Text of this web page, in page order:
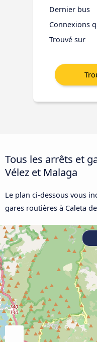
Dernier bus
Connexions
Trouvé sur
Tous les arrêts et
Vélez et Malaga
Le plan ci-dessous vous
gares routières à Caleta